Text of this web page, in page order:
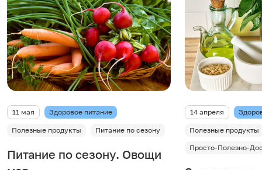
11 мая Здоровое питание
Полезные продукты Питание по сезону
Питание по сезону. Овощи
14 апреля
Полезные продукты
Просто-Полезно-